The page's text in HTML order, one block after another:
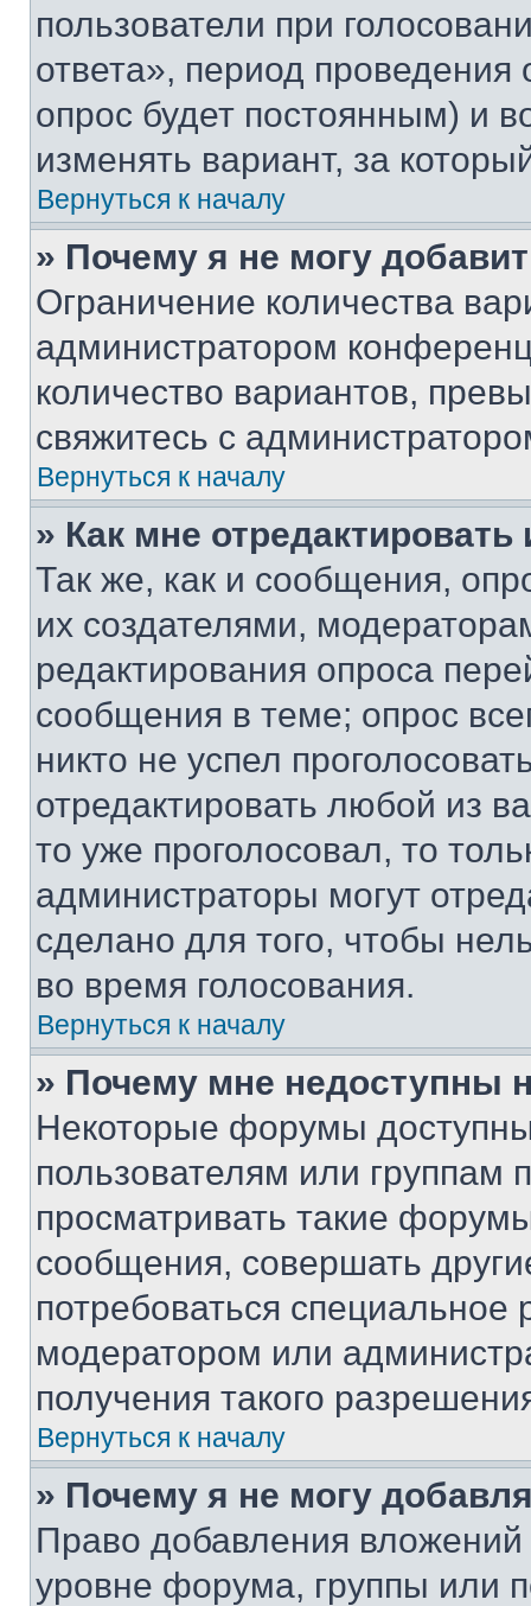
пользователи при
ответа», период проведения
опрос будет постоянным) и
изменять вариант, за
Вернуться к началу
» Почему я не могу
Ограничение количества
администратором
количество вариантов,
свяжитесь с
Вернуться к началу
» Как мне
Так же, как и сообщения,
их создателями,
редактирования опроса
сообщения в теме; опрос
никто не успел
отредактировать любой из
то уже проголосовал, то
администраторы могут
сделано для того, чтобы
во время голосования.
Вернуться к началу
» Почему мне недоступны
Некоторые форумы
пользователям или группам
просматривать такие
сообщения, совершать
потребоваться
модератором или
получения такого
Вернуться к началу
» Почему я не могу
Право добавления
уровне форума, группы или